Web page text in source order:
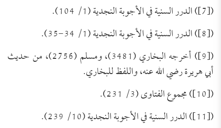
([7]) الدرر السنية في الأجوبة النجدية (1/ 104).
([8]) الدرر السنية في الأجوبة النجدية (1/ 34-35).
([9]) أخرجه البخاري (3481)، ومسلم (2756)، من حديث
أبي هريرة رضي الله عنه، واللفظ للبخاري.
([10]) مجموع الفتاوى (3/ 231).
([11]) الدرر السنية في الأجوبة النجدية (10/ 239).